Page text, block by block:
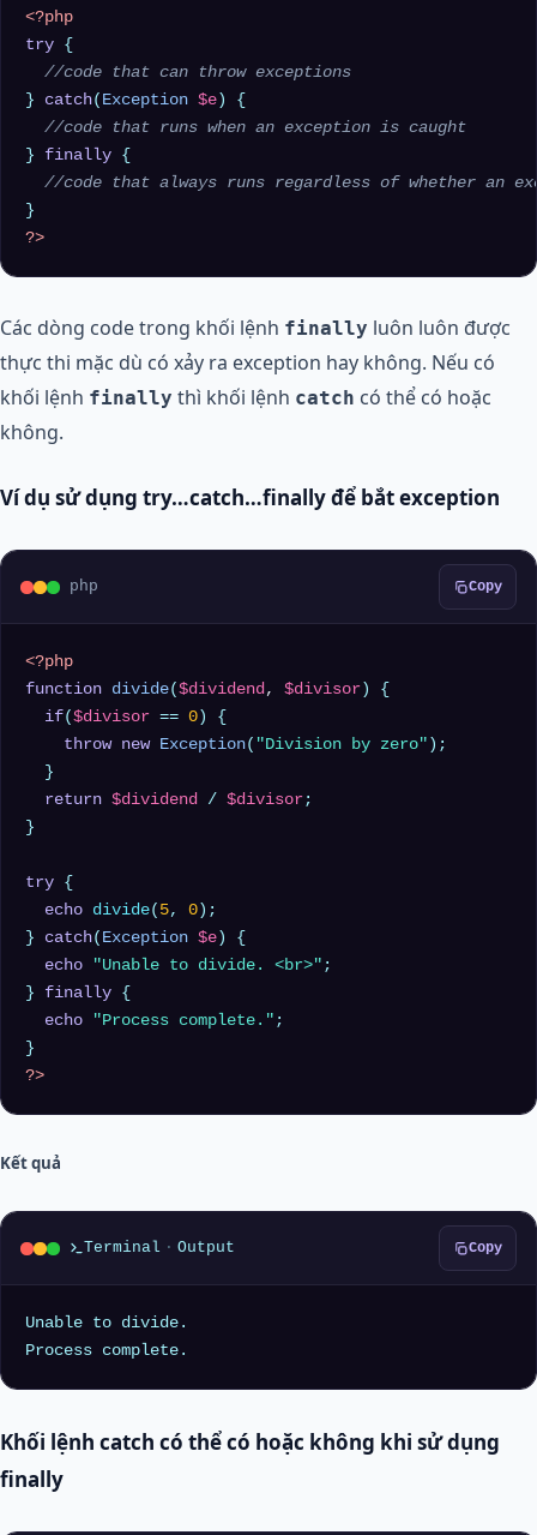
<?php
try {
//code that can throw exceptions
} catch( Exception $e ) {
//code that runs when an exception is caught
} finally {
//code that always runs regardless of whether an
?>
Các dòng code trong khối lệnh finally luôn luôn được
thực thi mặc dù có xảy ra exception hay không. Nếu có
khối lệnh finally thì khối lệnh catch có thể có hoặc
không.
Ví dụ sử dụng try…catch…finally để bắt exception
php Copy
<?php
function divide( $dividend, $divisor ) {
if( $divisor == 0 ) {
throw new Exception( "Division by zero" );
  }
return $dividend / $divisor;
}
try {
echo divide( 5, 0 );
} catch( Exception $e ) {
echo
"Unable to divide. <br>" ;
} finally {
echo
"Process complete." ;
?>
Kết quả
Terminal · Output Copy
Unable to divide.
Khối lệnh catch có thể có hoặc không khi sử dụng
finally